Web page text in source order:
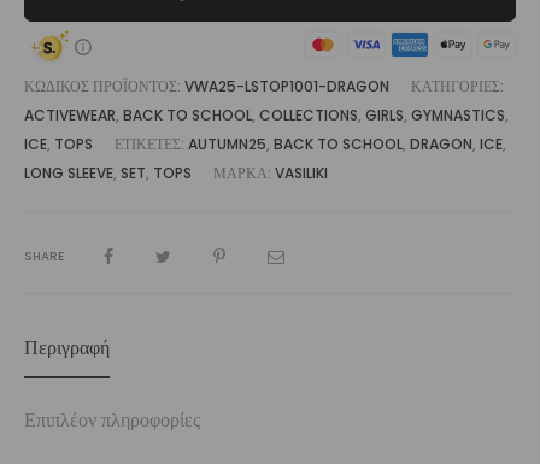
ΚΩΔΙΚΌΣ ΠΡΟΪΌΝΤΟΣ: VWA25-LSTOP1001-DRAGON
ΚΑΤΗΓΟΡΊΕΣ:
ACTIVEWEAR, BACK TO SCHOOL, COLLECTIONS, GIRLS, GYMNASTICS,
ICE, TOPS ΕΤΙΚΈΤΕΣ: AUTUMN25, BACK TO SCHOOL, DRAGON, ICE,
LONG SLEEVE, SET, TOPS ΜΆΡΚΑ: VASILIKI
SHARE
Περιγραφή
Επιπλέον πληροφορίες